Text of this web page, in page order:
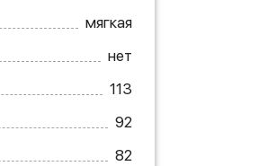
мягкая
нет
113
92
82